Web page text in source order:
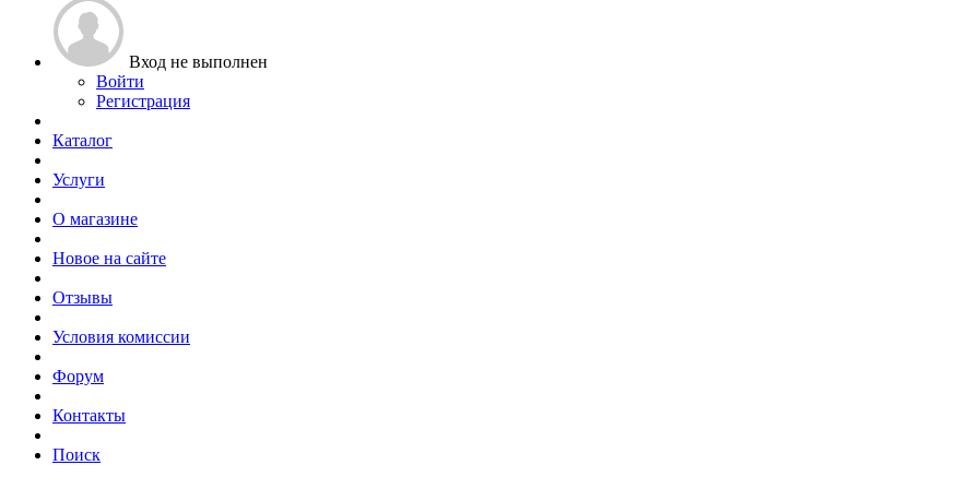
Вход не выполнен
Войти
Регистрация
Каталог
Услуги
О магазине
Новое на сайте
Отзывы
Условия комиссии
Форум
Контакты
Поиск